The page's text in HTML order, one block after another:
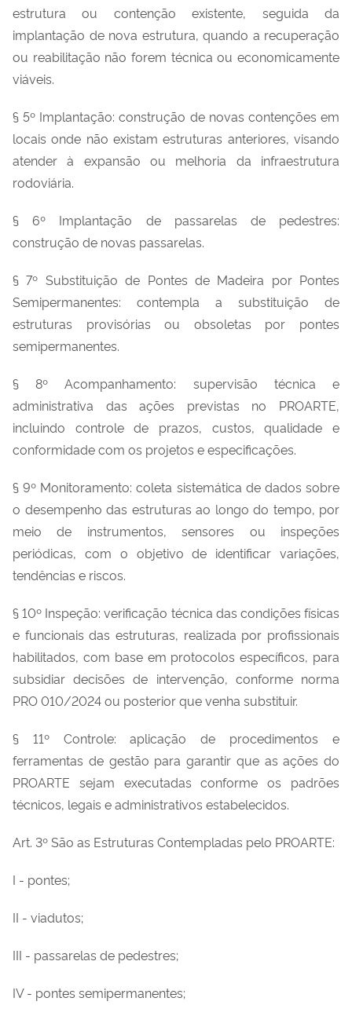
estrutura ou contenção existente, seguida da
implantação de nova estrutura, quando a recuperação
ou reabilitação não forem técnica ou economicamente
viáveis.
§ 5º Implantação: construção de novas contenções em
locais onde não existam estruturas anteriores, visando
atender à expansão ou melhoria da infraestrutura
rodoviária.
§ 6º Implantação de passarelas de pedestres:
construção de novas passarelas.
§ 7º Substituição de Pontes de Madeira por Pontes
Semipermanentes: contempla a substituição de
estruturas provisórias ou obsoletas por pontes
semipermanentes.
§ 8º Acompanhamento: supervisão técnica e
administrativa das ações previstas no PROARTE,
incluindo controle de prazos, custos, qualidade e
conformidade com os projetos e especificações.
§ 9º Monitoramento: coleta sistemática de dados sobre
o desempenho das estruturas ao longo do tempo, por
meio de instrumentos, sensores ou inspeções
periódicas, com o objetivo de identificar variações,
tendências e riscos.
§ 10º Inspeção: verificação técnica das condições físicas
e funcionais das estruturas, realizada por profissionais
habilitados, com base em protocolos específicos, para
subsidiar decisões de intervenção, conforme norma
PRO 010/2024 ou posterior que venha substituir.
§ 11º Controle: aplicação de procedimentos e
ferramentas de gestão para garantir que as ações do
PROARTE sejam executadas conforme os padrões
técnicos, legais e administrativos estabelecidos.
Art. 3º São as Estruturas Contempladas pelo PROARTE:
I - pontes;
II - viadutos;
III - passarelas de pedestres;
IV - pontes semipermanentes;